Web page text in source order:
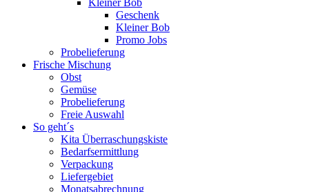
Kleiner Bob
Geschenk
Kleiner Bob
Promo Jobs
Probelieferung
Frische Mischung
Obst
Gemüse
Probelieferung
Freie Auswahl
So geht´s
Kita Überraschungskiste
Bedarfsermittlung
Verpackung
Liefergebiet
Monatsabrechnung